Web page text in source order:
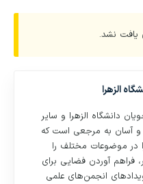
یافت نشد.
الزهرا
دانشگاه الزهرا و سایر
و آسان به مرجعی است که
در موضوعات مختلف را
فراهم آوردن فضایی برای
انجمن‌های علمی